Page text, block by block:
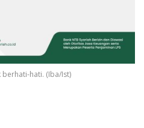
berhati-hati. (Iba/Ist)